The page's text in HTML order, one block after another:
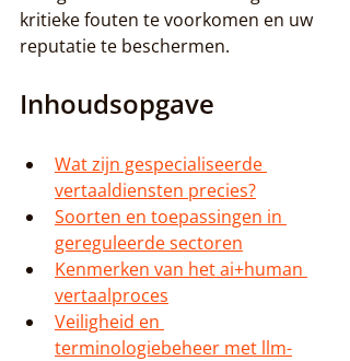
kritieke fouten te voorkomen en uw
reputatie te beschermen.
Inhoudsopgave
Wat zijn gespecialiseerde
vertaaldiensten precies?
Soorten en toepassingen in
gereguleerde sectoren
Kenmerken van het ai+human
vertaalproces
Veiligheid en
terminologiebeheer met llm-